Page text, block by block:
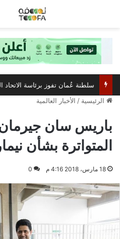
الرئيسية / الأخبار العالمية
باريس سان جيرمان
المتواترة بشأن
18 مارس، 2018 4:16 م 0